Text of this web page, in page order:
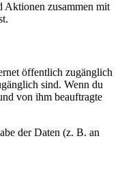
Aktionen zusammen mit
öffentlich zugänglich
sind. Wenn du
von ihm beauftragte
der Daten (z. B. an